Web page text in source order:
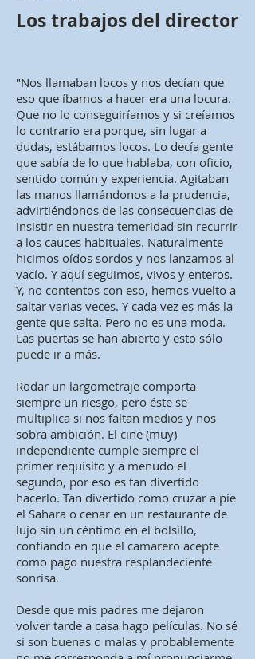
Los trabajos del director
"Nos llamaban locos y nos decían que
eso que íbamos a hacer era una locura.
Que no lo conseguiríamos y si creíamos
lo contrario era porque, sin lugar a
dudas, estábamos locos. Lo decía gente
que sabía de lo que hablaba, con oficio,
sentido común y experiencia. Agitaban
las manos llamándonos a la prudencia,
advirtiéndonos de las consecuencias de
insistir en nuestra temeridad sin recurrir
a los cauces habituales. Naturalmente
hicimos oídos sordos y nos lanzamos al
vacío. Y aquí seguimos, vivos y enteros.
Y, no contentos con eso, hemos vuelto a
saltar varias veces. Y cada vez es más la
gente que salta. Pero no es una moda.
Las puertas se han abierto y esto sólo
puede ir a más.
Rodar un largometraje comporta
siempre un riesgo, pero éste se
multiplica si nos faltan medios y nos
sobra ambición. El cine (muy)
independiente cumple siempre el
primer requisito y a menudo el
segundo, por eso es tan divertido
hacerlo. Tan divertido como cruzar a pie
el Sahara o cenar en un restaurante de
lujo sin un céntimo en el bolsillo,
confiando en que el camarero acepte
como pago nuestra resplandeciente
sonrisa.
Desde que mis padres me dejaron
volver tarde a casa hago películas. No sé
si son buenas o malas y probablemente